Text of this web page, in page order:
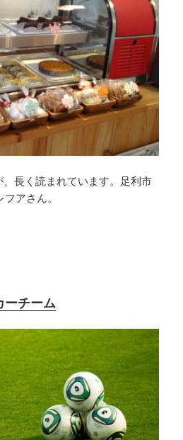
長く読まれています。足利市
アさん。
ーチーム